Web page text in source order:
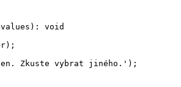
void
Zkuste vybrat jiného.');